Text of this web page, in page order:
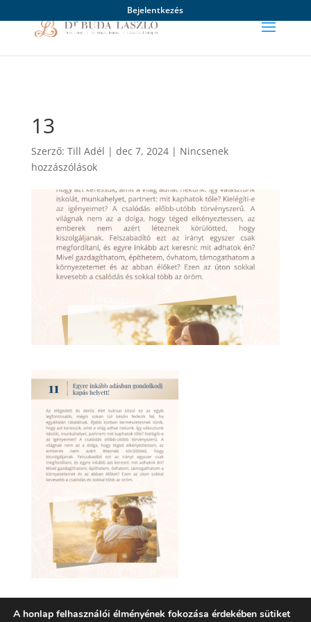
Bejelentkezés
13
Szerző: Till Adél | dec 7, 2024| Nincsenek
hozzászólások
A honlap felhasználói élményének fokozása érdekében sütiket